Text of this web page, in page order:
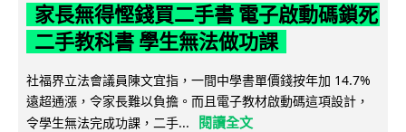
家長無得慳錢買二手書 電子啟動碼鎖死
二手教科書 學生無法做功課
社福界立法會議員陳文宜指，一間中學書單價錢按年加 14.7%
遠超通漲，令家長難以負擔。而且電子教材啟動碼這項設計，
令學生無法完成功課，二手...
閱讀全文